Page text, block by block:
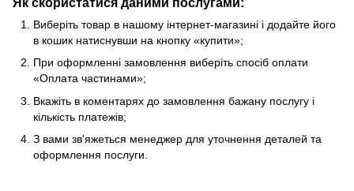
Виберіть товар в нашому інтернет-магазині і додайте його
в кошик натиснувши на кнопку «купити»;
При оформленні замовлення виберіть спосіб оплати
«Оплата частинами»;
Вкажіть в коментарях до замовлення бажану послугу і
кількість платежів;
З вами зв'яжеться менеджер для уточнення деталей та
оформлення послуги.